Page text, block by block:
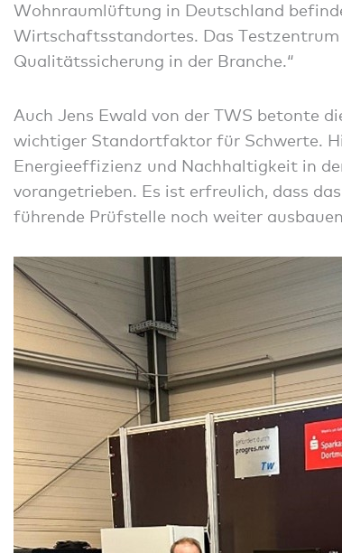
Wohnraumlüftung in Deutschland
Wirtschaftsstandortes. Das
Qualitätssicherung in der Branche.“
Auch Jens Ewald von der TWS betonte
wichtiger Standortfaktor für Schwerte.
Energieeffizienz und Nachhaltigkeit in
vorangetrieben. Es ist erfreulich, dass
führende Prüfstelle noch weiter